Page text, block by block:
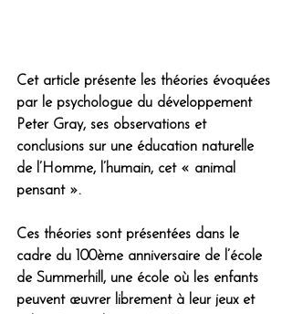
Cet article présente les théories évoquées
par le psychologue du développement
Peter Gray, ses observations et
conclusions sur une éducation naturelle
de l’Homme, l’humain, cet « animal
pensant ».
Ces théories sont présentées dans le
cadre du 100ème anniversaire de l’école
de Summerhill, une école où les enfants
peuvent œuvrer librement à leur jeux et